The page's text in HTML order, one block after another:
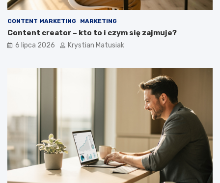
CONTENT MARKETING MARKETING
Content creator – kto to i czym się zajmuje?
6 lipca 2026 Krystian Matusiak